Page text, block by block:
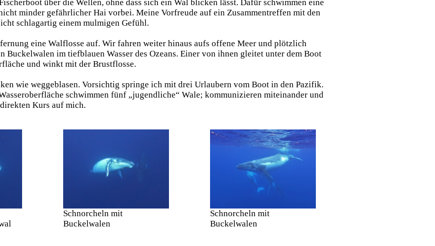
über die Wellen, ohne dass sich ein Wal blicken lässt. Dafür schwimmen eine
minder gefährlicher Hai vorbei. Meine Vorfreude auf ein Zusammentreffen mit den
schlagartig einem mulmigen Gefühl.
eine Walflosse auf. Wir fahren weiter hinaus aufs offene Meer und plötzlich
Buckelwalen im tiefblauen Wasser des Ozeans. Einer von ihnen gleitet unter dem Boot
und winkt mit der Brustflosse.
wie weggeblasen. Vorsichtig springe ich mit drei Urlaubern vom Boot in den Pazifik.
schwimmen fünf „jugendliche“ Wale; kommunizieren miteinander und
Kurs auf mich.
Schnorcheln mit
Buckelwalen
Schnorcheln mit
Buckelwalen